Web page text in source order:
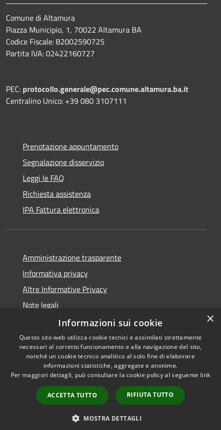
Comune di Altamura
Piazza Municipio, 1, 70022 Altamura BA
Codice Fiscale: 82002590725
Partita IVA: 02422160727
PEC: protocollo.generale@pec.comune.altamura.ba.it
Centralino Unico: +39 080 3107111
Prenotazione appuntamento
Segnalazione disservizio
Leggi le FAQ
Richiesta assistenza
IPA Fattura elettronica
Amministrazione trasparente
Informativa privacy
Altre Informative Privacy
Note legali
Dichiarazione di accessibilità
RSS
Accessibilità
Copyright © 2026 • Comune di
Municipium•
Accesso
redazione
×
Informazioni sui cookie
Questo sito web utilizza cookie tecnici e assimilati strettamente
necessari al corretto funzionamento e alla navigazione del sito,
nonché un cookie tecnico analitico al solo fine di elaborare
informazioni statistiche, aggregate e anonime.
Per maggiori dettagli, può consultare la cookie policy al seguente link
ACCETTA TUTTO RIFIUTA TUTTO
MOSTRA DETTAGLI